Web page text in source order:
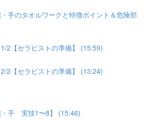
手のタオルワークと特徴ポイント＆危険部
2【セラピストの準備】 (15:59)
2【セラピストの準備】 (13:24)
・手 実技1〜8】 (15:46)